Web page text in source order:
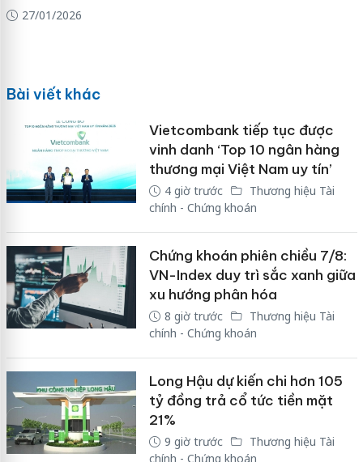
27/01/2026
Bài viết khác
Vietcombank tiếp tục được
vinh danh ‘Top 10 ngân hàng
thương mại Việt Nam uy tín’
4 giờ trước
Thương hiệu Tài
chính - Chứng khoán
Chứng khoán phiên chiều 7/8:
VN-Index duy trì sắc xanh giữa
xu hướng phân hóa
8 giờ trước
Thương hiệu Tài
chính - Chứng khoán
Long Hậu dự kiến chi hơn 105
tỷ đồng trả cổ tức tiền mặt
21%
9 giờ trước
Thương hiệu Tài
chính - Chứng khoán